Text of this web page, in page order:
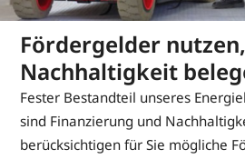
Fördergelder nutzen,
Nachhaltigkeit
Fester Bestandteil unseres
sind Finanzierung und
berücksichtigen für Sie mögliche